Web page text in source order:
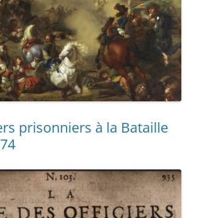
prisonniers à la Bataille